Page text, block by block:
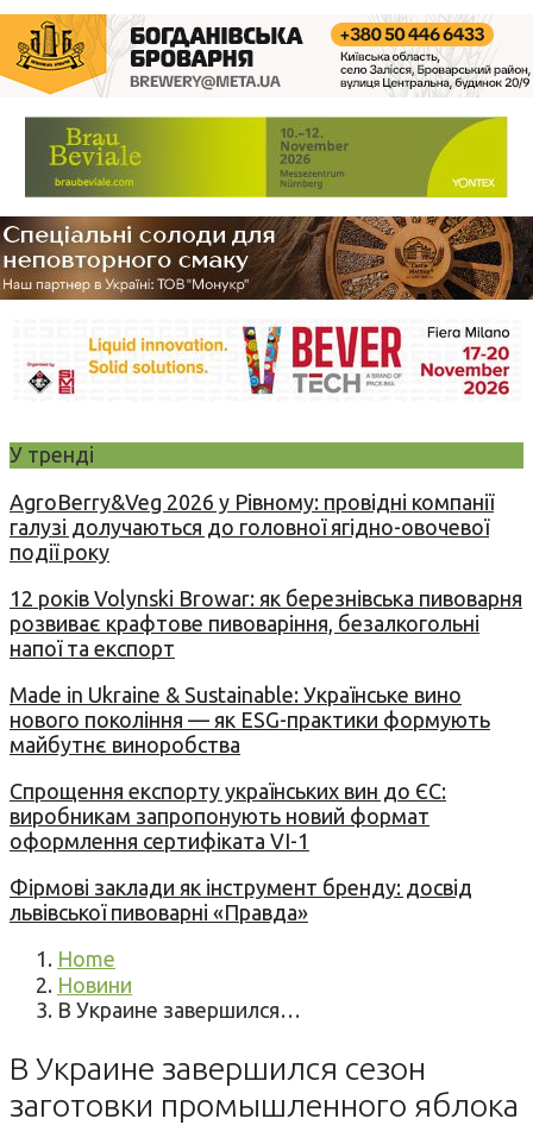
У тренді
AgroBerry&Veg 2026 у Рівному: провідні компанії
галузі долучаються до головної ягідно-овочевої
події року
12 років Volynski Browar: як березнівська пивоварня
розвиває крафтове пивоваріння, безалкогольні
напої та експорт
Made in Ukraine & Sustainable: Українське вино
нового покоління — як ESG-практики формують
майбутнє виноробства
Спрощення експорту українських вин до ЄС:
виробникам запропонують новий формат
оформлення сертифіката VI-1
Фірмові заклади як інструмент бренду: досвід
львівської пивоварні «Правда»
Home
Новини
В Украине завершился…
В Украине завершился сезон
заготовки промышленного яблока